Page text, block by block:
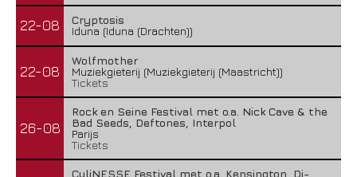
22-08
Cryptosis
Iduna (Iduna (Drachten))
22-08
Wolfmother
Muziekgieterij (Muziekgieterij (Maastricht))
Tickets
26-08
Rock en Seine Festival met o.a. Nick Cave & the
Bad Seeds, Deftones, Interpol
Parijs
Tickets
CuliNESSE Festival met o.a. Kensington, Di-